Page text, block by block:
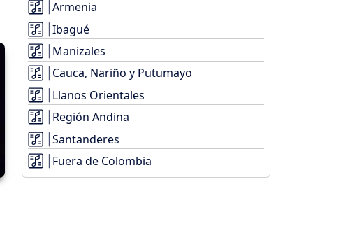
Armenia
Ibagué
Manizales
Cauca, Nariño y Putumayo
Llanos Orientales
Región Andina
Santanderes
Fuera de Colombia